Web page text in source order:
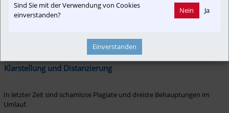
Klarstellung und Distanzierung
In letzter Zeit sind schamlose Plagiate und dreiste Behauptungen im
Umlauf.
Sind Sie mit der Verwendung von Cookies
einverstanden?
Nein Ja
Einverstanden